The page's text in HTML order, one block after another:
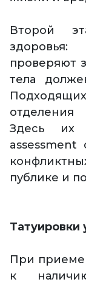
Второй
проверяют
тела
Здесь их
assessment
публике и
Татуировки
При приеме
к